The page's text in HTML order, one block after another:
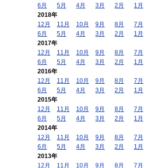
6月
5月 4月 3月 2月
1月
2018年
12月
11月 10月 9月 8月
7月
6月
5月 4月 3月 2月
1月
2017年
12月
11月 10月 9月 8月
7月
6月
5月 4月 3月 2月
1月
2016年
12月
11月 10月 9月 8月
7月
6月
5月 4月 3月 2月
1月
2015年
12月
11月 10月 9月 8月
7月
6月
5月 4月 3月 2月
1月
2014年
12月
11月 10月 9月 8月
7月
6月
5月 4月 3月 2月
1月
2013年
12月
11月 10月 9月 8月 7月